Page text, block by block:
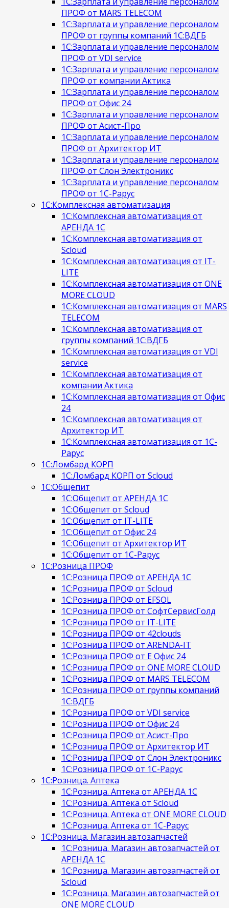
ПРОФ от MARS TELECOM
1С:Зарплата и управление персоналом
ПРОФ от группы компаний 1С:ВДГБ
1С:Зарплата и управление персоналом
ПРОФ от VDI service
1С:Зарплата и управление персоналом
ПРОФ от компании Актика
1С:Зарплата и управление персоналом
ПРОФ от Офис 24
1С:Зарплата и управление персоналом
ПРОФ от Асист-Про
1С:Зарплата и управление персоналом
ПРОФ от Архитектор ИТ
1С:Зарплата и управление персоналом
ПРОФ от Слон Электроникс
1С:Зарплата и управление персоналом
ПРОФ от 1С-Рарус
1С:Комплексная автоматизация
1С:Комплексная автоматизация от
АРЕНДА 1С
1С:Комплексная автоматизация от
Scloud
1С:Комплексная автоматизация от IT-
LITE
1С:Комплексная автоматизация от ONE
MORE CLOUD
1С:Комплексная автоматизация от MARS
TELECOM
1С:Комплексная автоматизация от
группы компаний 1С:ВДГБ
1С:Комплексная автоматизация от VDI
service
1С:Комплексная автоматизация от
компании Актика
1С:Комплексная автоматизация от Офис
24
1С:Комплексная автоматизация от
Архитектор ИТ
1С:Комплексная автоматизация от 1С-
Рарус
1С:Ломбард КОРП
1С:Ломбард КОРП от Scloud
1С:Общепит
1С:Общепит от АРЕНДА 1С
1С:Общепит от Scloud
1С:Общепит от IT-LITE
1С:Общепит от Офис 24
1С:Общепит от Архитектор ИТ
1С:Общепит от 1С-Рарус
1С:Розница ПРОФ
1С:Розница ПРОФ от АРЕНДА 1С
1С:Розница ПРОФ от Scloud
1С:Розница ПРОФ от EFSOL
1С:Розница ПРОФ от СофтСервисГолд
1С:Розница ПРОФ от IT-LITE
1С:Розница ПРОФ от 42clouds
1С:Розница ПРОФ от ARENDA-IT
1С:Розница ПРОФ от Е Офис 24
1С:Розница ПРОФ от ONE MORE CLOUD
1С:Розница ПРОФ от MARS TELECOM
1С:Розница ПРОФ от группы компаний
1С:ВДГБ
1С:Розница ПРОФ от VDI service
1С:Розница ПРОФ от Офис 24
1С:Розница ПРОФ от Асист-Про
1С:Розница ПРОФ от Архитектор ИТ
1С:Розница ПРОФ от Слон Электроникс
1С:Розница ПРОФ от 1С-Рарус
1С:Розница. Аптека
1С:Розница. Аптека от АРЕНДА 1С
1С:Розница. Аптека от Scloud
1С:Розница. Аптека от ONE MORE CLOUD
1С:Розница. Аптека от 1С-Рарус
1С:Розница. Магазин автозапчастей
1С:Розница. Магазин автозапчастей от
АРЕНДА 1С
1С:Розница. Магазин автозапчастей от
Scloud
1С:Розница. Магазин автозапчастей от
ONE MORE CLOUD